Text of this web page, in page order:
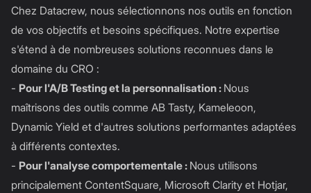
Chez Datacrew, nous sélectionnons nos outils en fonction
de vos objectifs et besoins spécifiques. Notre expertise
s'étend à de nombreuses solutions reconnues dans le
domaine du CRO :
- Pour l'A/B Testing et la personnalisation : Nous
maîtrisons des outils comme AB Tasty, Kameleoon,
Dynamic Yield et d'autres solutions performantes adaptées
à différents contextes.
- Pour l'analyse comportementale : Nous utilisons
principalement ContentSquare, Microsoft Clarity et Hotjar,